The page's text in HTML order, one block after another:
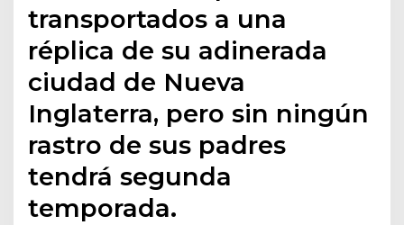
transportados a una
réplica de su adinerada
ciudad de Nueva
Inglaterra, pero sin ningún
rastro de sus padres
tendrá segunda
temporada.